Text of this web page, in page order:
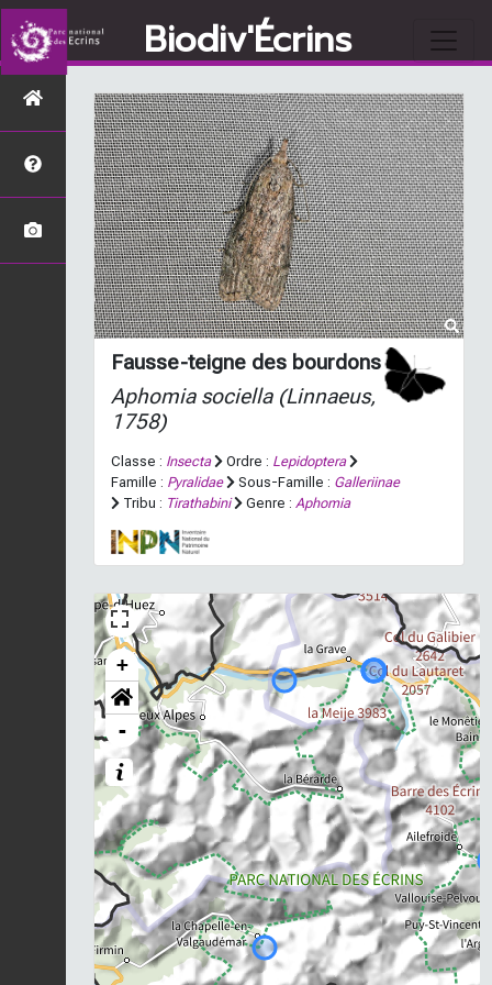
Biodiv'Écrins
Fausse-teigne des bourdons
Aphomia sociella(Linnaeus,
1758)
Classe : Insecta Ordre : Lepidoptera
Famille : Pyralidae Sous-Famille : Galleriinae
Tribu : Tirathabini Genre : Aphomia
+
-